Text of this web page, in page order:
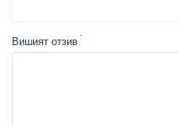
Вишият отзив